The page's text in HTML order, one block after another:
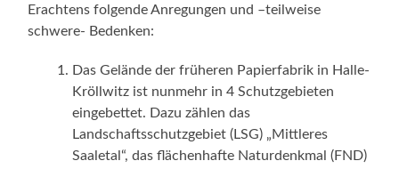
Erachtens folgende Anregungen und –teilweise
schwere- Bedenken:
Das Gelände der früheren Papierfabrik in Halle-
Kröllwitz ist nunmehr in 4 Schutzgebieten
eingebettet. Dazu zählen das
Landschaftsschutzgebiet (LSG) „Mittleres
Saaletal“, das flächenhafte Naturdenkmal (FND)